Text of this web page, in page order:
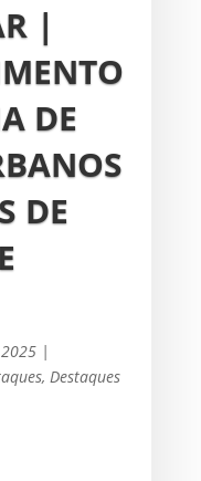
|
DE
DE
|
, Destaques